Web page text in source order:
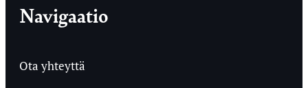
Navigaatio
Ota yhteyttä